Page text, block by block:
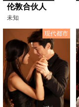
伦敦合伙人
未知
现代都市